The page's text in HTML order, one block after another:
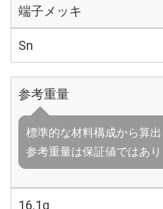
端子メッキ
Sn
参考重量
標準的な材料構成から算
参考重量は保証値ではあ
16.1g